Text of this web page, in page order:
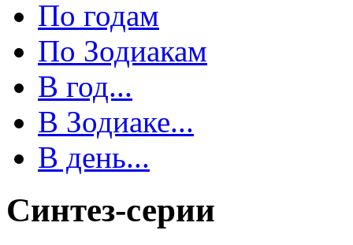
По годам
По Зодиакам
В год...
В Зодиаке...
В день...
Синтез-серии